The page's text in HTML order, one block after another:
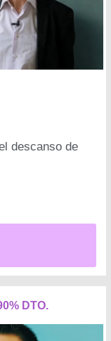
descanso de
DTO.